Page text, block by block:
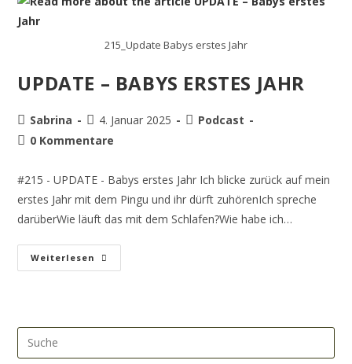
215_Update Babys erstes Jahr
UPDATE – BABYS ERSTES JAHR
Sabrina 4. Januar 2025
Podcast
0 Kommentare
#215 - UPDATE - Babys erstes Jahr Ich blicke zurück auf mein
erstes Jahr mit dem Pingu und ihr dürft zuhörenIch spreche
darüberWie läuft das mit dem Schlafen?Wie habe ich…
Weiterlesen